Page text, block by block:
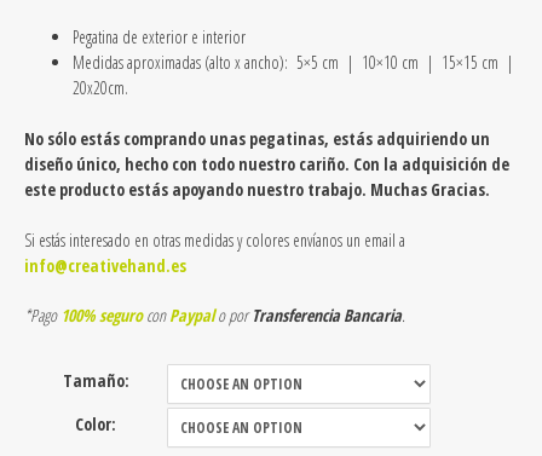
Pegatina de exterior e interior
Medidas aproximadas (alto x ancho): 5×5 cm | 10×10 cm | 15×15 cm |
20x20cm.
No sólo estás comprando unas pegatinas, estás adquiriendo un
diseño único, hecho con todo nuestro cariño. Con la adquisición de
este producto estás apoyando nuestro trabajo. Muchas Gracias.
Si estás interesado en otras medidas y colores envíanos un email a
info@creativehand.es
*Pago 100% seguroconPaypalo porTransferencia Bancaria.
Tamaño:
Color: